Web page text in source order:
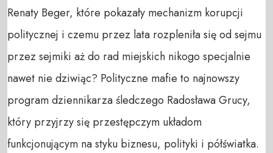
Renaty Beger, które pokazały mechanizm korupcji
politycznej i czemu przez lata rozpleniła się od sejmu
przez sejmiki aż do rad miejskich nikogo specjalnie
nawet nie dziwiąc? Polityczne mafie to najnowszy
program dziennikarza śledczego Radosława Grucy,
który przyjrzy się przestępczym układom
funkcjonującym na styku biznesu, polityki i półświatka.